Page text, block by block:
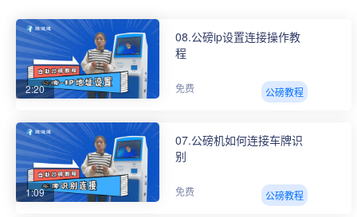
2:20
08.公磅ip设置连接操作教
程
免费 公磅教程
1:09
07.公磅机如何连接车牌识
别
免费 公磅教程